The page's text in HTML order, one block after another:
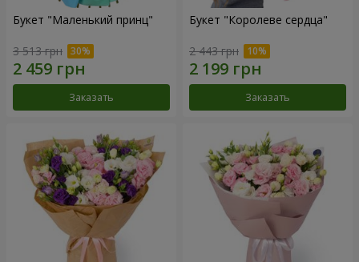
Букет "Маленький принц"
3 513 грн
Заказать
Букет "Королеве сердца"
2 443 грн
Заказать